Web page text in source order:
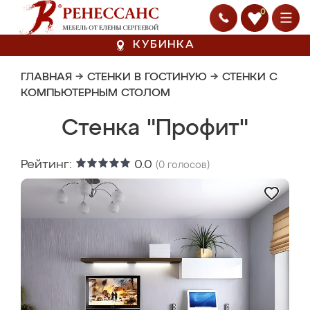
0
КУБИНКА
ГЛАВНАЯ → СТЕНКИ В ГОСТИНУЮ → СТЕНКИ С
КОМПЬЮТЕРНЫМ СТОЛОМ
Стенка "Профит"
Рейтинг: 0.0 (0 голосов)